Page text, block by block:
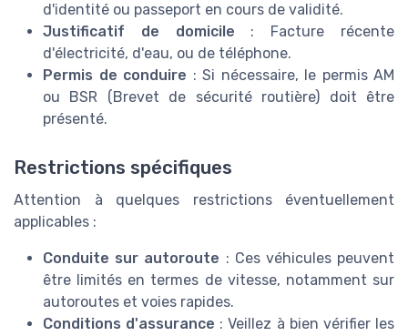
d'identité ou passeport en cours de validité.
Justificatif de domicile : Facture récente
d'électricité, d'eau, ou de téléphone.
Permis de conduire : Si nécessaire, le permis AM
ou BSR (Brevet de sécurité routière) doit être
présenté.
Restrictions spécifiques
Attention à quelques restrictions éventuellement
applicables :
Conduite sur autoroute : Ces véhicules peuvent
être limités en termes de vitesse, notamment sur
autoroutes et voies rapides.
Conditions d'assurance : Veillez à bien vérifier les